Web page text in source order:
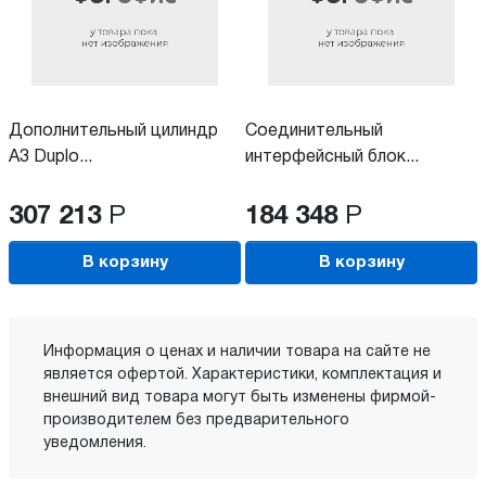
Дополнительный цилиндр
A3 Duplo...
307 213 Р
В корзину
Соединительный
интерфейсный блок...
184 348 Р
В корзину
Информация о ценах и наличии товара на сайте не
является офертой. Характеристики, комплектация и
внешний вид товара могут быть изменены фирмой-
производителем без предварительного
уведомления.